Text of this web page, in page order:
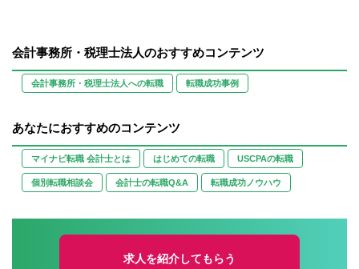
会計事務所・税理士法人のおすすめコンテンツ
会計事務所・税理士法人への転職 転職成功事例
あなたにおすすめのコンテンツ
マイナビ転職 会計士とは はじめての転職 USCPAの転職
個別転職相談会 会計士の転職Q&A 転職成功ノウハウ
求人を紹介してもらう